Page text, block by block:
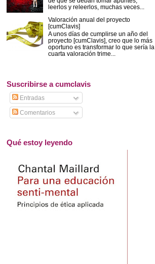
leerlos y releerlos, muchas veces...
Valoración anual del proyecto
[cumClavis]
A unos días de cumplirse un año del
proyecto [cumClavis], creo que lo más
oportuno es transformar lo que sería la
cuarta valoración trime...
Suscribirse a cumclavis
Entradas
Comentarios
Qué estoy leyendo